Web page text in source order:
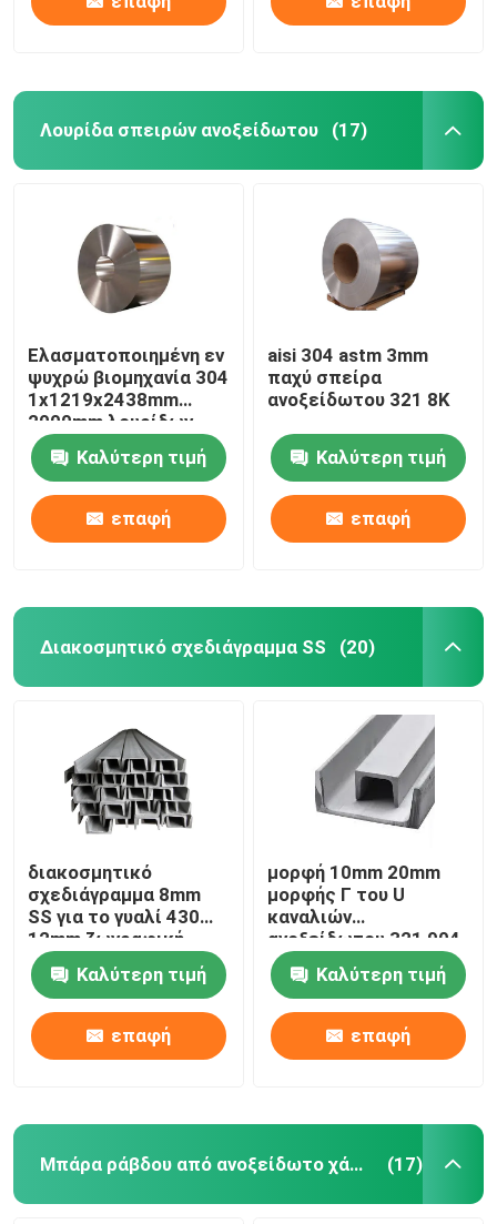
Βίντεο
Περίπου εμείς
Γύρος εργοστασίων
Ποιοτικός έλεγχος
Μας ελάτε σε επαφή με
Κράμα ανοξείδωτου
Λουρίδα σπειρών ανοξείδωτου
Μπάρα ράβδου από ανοξείδωτο χάλυβα
Σωλήνας σωλήνων ανοξείδωτου
Ρόλος καλωδίων ανοξείδωτου
Σπείρα χάλυβα κραμάτων
Λουρίδα σπειρών ανοξείδωτου (17)
Ελασματοποιημένη εν
ψυχρώ βιομηχανία 304
1x1219x2438mm
2000mm λουρίδων
σπειρών ανοξείδωτου
HL
Καλύτερη τιμή
επαφή
aisi 304 astm 3mm
παχύ σπείρα
ανοξείδωτου 321 8K
Καλύτερη τιμή
επαφή
Διακοσμητικό σχεδιάγραμμα SS (20)
διακοσμητικό
σχεδιάγραμμα 8mm
SS για το γυαλί 430
12mm ζωγραφική
ανατίναξης 904
Καλύτερη τιμή
επαφή
μορφή 10mm 20mm
μορφής Γ του U
καναλιών
ανοξείδωτου 321 904
304
Καλύτερη τιμή
επαφή
Μπάρα ράβδου από ανοξείδωτο χάλυβα (17)